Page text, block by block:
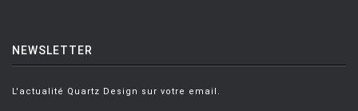
MOLTENI
NEWSLETTER
L'actualité Quartz Design sur votre email.